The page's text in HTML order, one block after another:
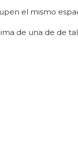
el mismo
de una de de